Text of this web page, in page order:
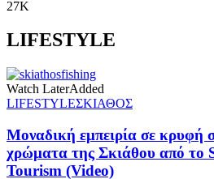
27K
LIFESTYLE
Watch LaterAdded
LIFESTYLEΣΚΙΑΘΟΣ
Μοναδική εμπειρία σε κρυφή
χρώματα της Σκιάθου από το
Tourism (Video)